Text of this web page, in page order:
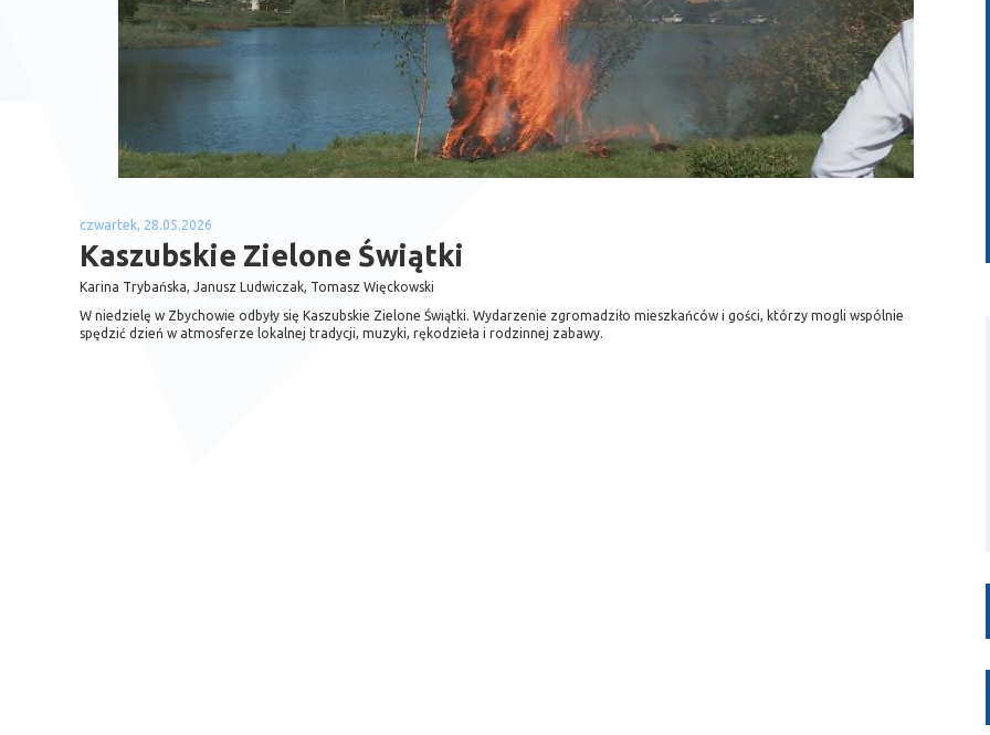
wideo
czwartek, 28.05.2026
Kaszubskie Zielone Świątki
Karina Trybańska, Janusz Ludwiczak, Tomasz Więckowski
W niedzielę w Zbychowie odbyły się Kaszubskie Zielone Świątki. Wydarzenie zgromadziło mieszkańców i gości, którzy mogli wspólnie
spędzić dzień w atmosferze lokalnej tradycji, muzyki, rękodzieła i rodzinnej zabawy.